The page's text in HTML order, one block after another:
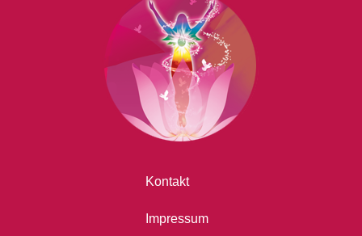
Kontakt
Impressum